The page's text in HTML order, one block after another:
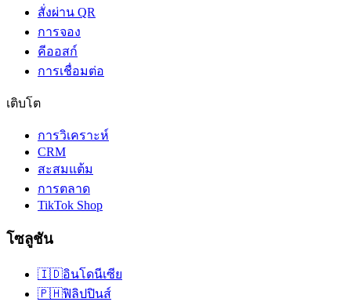
สั่งผ่าน QR
การจอง
คีออสก์
การเชื่อมต่อ
เติบโต
การวิเคราะห์
CRM
สะสมแต้ม
การตลาด
TikTok Shop
โซลูชัน
🇮🇩อินโดนีเซีย
🇵🇭ฟิลิปปินส์